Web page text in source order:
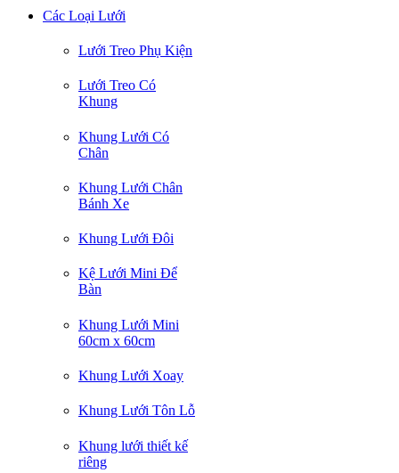
Các Loại Lưới
Lưới Treo Phụ Kiện
Lưới Treo Có
Khung
Khung Lưới Có
Chân
Khung Lưới Chân
Bánh Xe
Khung Lưới Đôi
Kệ Lưới Mini Để
Bàn
Khung Lưới Mini
60cm x 60cm
Khung Lưới Xoay
Khung Lưới Tôn Lỗ
Khung lưới thiết kế
riêng